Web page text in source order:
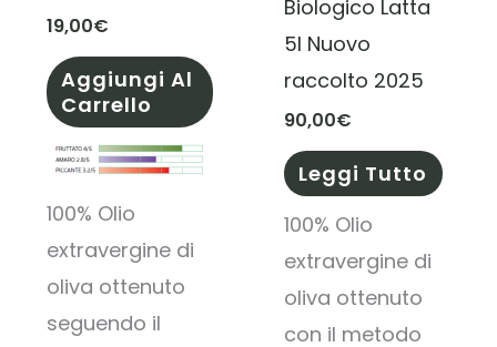
19,00€
Aggiungi Al
Carrello
100% Olio
extravergine di
oliva ottenuto
seguendo il
Biologico Latta
5l Nuovo
raccolto 2025
90,00€
Leggi Tutto
100% Olio
extravergine di
oliva ottenuto
con il metodo